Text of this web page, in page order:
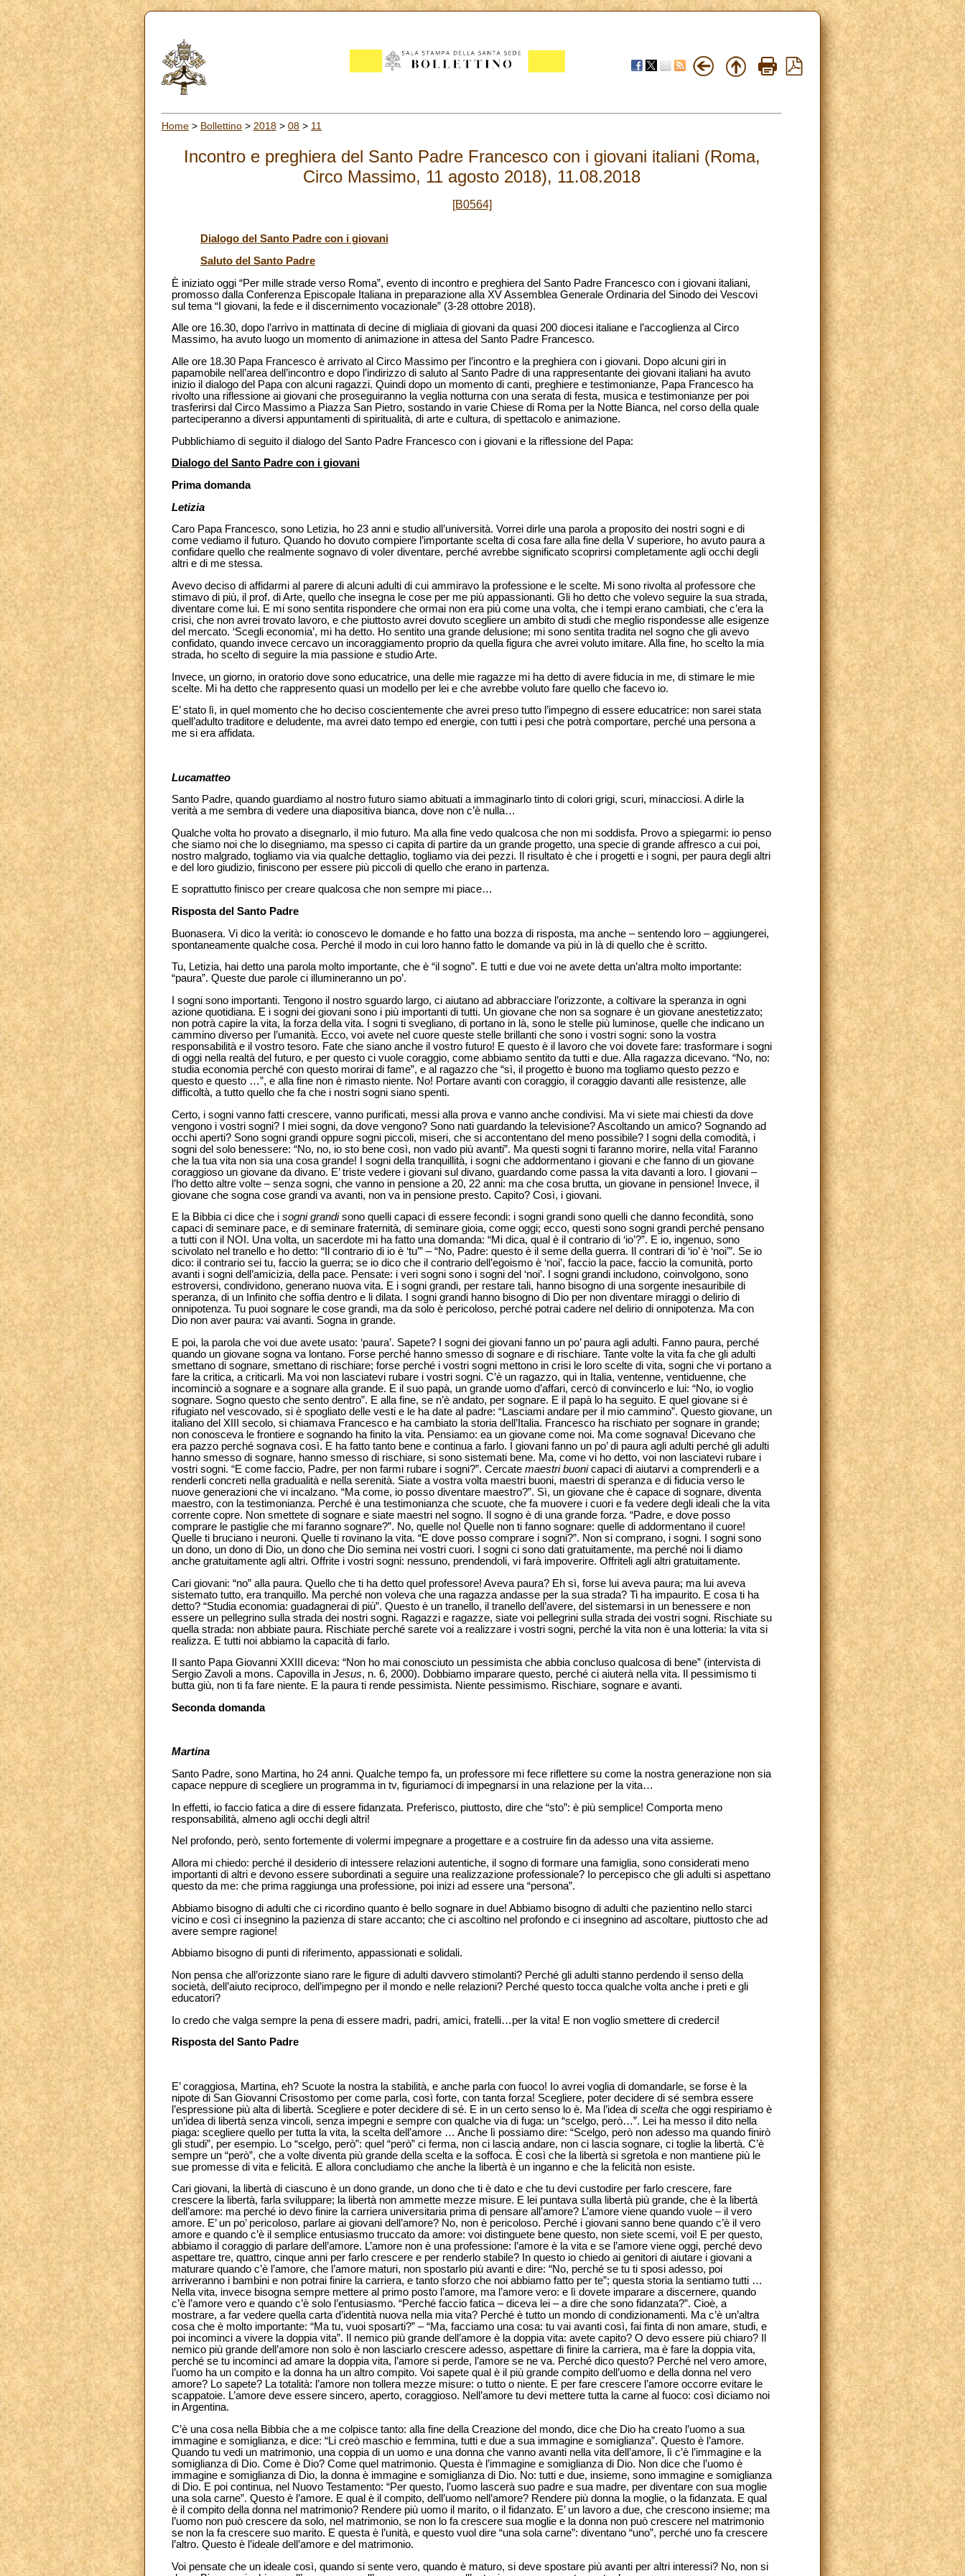
Home > Bollettino > 2018 > 08 > 11
Incontro e preghiera del Santo Padre Francesco con i giovani italiani (Roma,
Circo Massimo, 11 agosto 2018), 11.08.2018
[B0564]
Dialogo del Santo Padre con i giovani
Saluto del Santo Padre
È iniziato oggi “Per mille strade verso Roma”, evento di incontro e preghiera del Santo Padre Francesco con i giovani italiani,
promosso dalla Conferenza Episcopale Italiana in preparazione alla XV Assemblea Generale Ordinaria del Sinodo dei Vescovi
sul tema “I giovani, la fede e il discernimento vocazionale” (3-28 ottobre 2018).
Alle ore 16.30, dopo l’arrivo in mattinata di decine di migliaia di giovani da quasi 200 diocesi italiane e l’accoglienza al Circo
Massimo, ha avuto luogo un momento di animazione in attesa del Santo Padre Francesco.
Alle ore 18.30 Papa Francesco è arrivato al Circo Massimo per l’incontro e la preghiera con i giovani. Dopo alcuni giri in
papamobile nell’area dell’incontro e dopo l’indirizzo di saluto al Santo Padre di una rappresentante dei giovani italiani ha avuto
inizio il dialogo del Papa con alcuni ragazzi. Quindi dopo un momento di canti, preghiere e testimonianze, Papa Francesco ha
rivolto una riflessione ai giovani che proseguiranno la veglia notturna con una serata di festa, musica e testimonianze per poi
trasferirsi dal Circo Massimo a Piazza San Pietro, sostando in varie Chiese di Roma per la Notte Bianca, nel corso della quale
parteciperanno a diversi appuntamenti di spiritualità, di arte e cultura, di spettacolo e animazione.
Pubblichiamo di seguito il dialogo del Santo Padre Francesco con i giovani e la riflessione del Papa:
Dialogo del Santo Padre con i giovani
Prima domanda
Letizia
Caro Papa Francesco, sono Letizia, ho 23 anni e studio all’università. Vorrei dirle una parola a proposito dei nostri sogni e di
come vediamo il futuro. Quando ho dovuto compiere l’importante scelta di cosa fare alla fine della V superiore, ho avuto paura a
confidare quello che realmente sognavo di voler diventare, perché avrebbe significato scoprirsi completamente agli occhi degli
altri e di me stessa.
Avevo deciso di affidarmi al parere di alcuni adulti di cui ammiravo la professione e le scelte. Mi sono rivolta al professore che
stimavo di più, il prof. di Arte, quello che insegna le cose per me più appassionanti. Gli ho detto che volevo seguire la sua strada,
diventare come lui. E mi sono sentita rispondere che ormai non era più come una volta, che i tempi erano cambiati, che c’era la
crisi, che non avrei trovato lavoro, e che piuttosto avrei dovuto scegliere un ambito di studi che meglio rispondesse alle esigenze
del mercato. ‘Scegli economia’, mi ha detto. Ho sentito una grande delusione; mi sono sentita tradita nel sogno che gli avevo
confidato, quando invece cercavo un incoraggiamento proprio da quella figura che avrei voluto imitare. Alla fine, ho scelto la mia
strada, ho scelto di seguire la mia passione e studio Arte.
Invece, un giorno, in oratorio dove sono educatrice, una delle mie ragazze mi ha detto di avere fiducia in me, di stimare le mie
scelte. Mi ha detto che rappresento quasi un modello per lei e che avrebbe voluto fare quello che facevo io.
E’ stato lì, in quel momento che ho deciso coscientemente che avrei preso tutto l’impegno di essere educatrice: non sarei stata
quell’adulto traditore e deludente, ma avrei dato tempo ed energie, con tutti i pesi che potrà comportare, perché una persona a
me si era affidata.
Lucamatteo
Santo Padre, quando guardiamo al nostro futuro siamo abituati a immaginarlo tinto di colori grigi, scuri, minacciosi. A dirle la
verità a me sembra di vedere una diapositiva bianca, dove non c’è nulla…
Qualche volta ho provato a disegnarlo, il mio futuro. Ma alla fine vedo qualcosa che non mi soddisfa. Provo a spiegarmi: io penso
che siamo noi che lo disegniamo, ma spesso ci capita di partire da un grande progetto, una specie di grande affresco a cui poi,
nostro malgrado, togliamo via via qualche dettaglio, togliamo via dei pezzi. Il risultato è che i progetti e i sogni, per paura degli altri
e del loro giudizio, finiscono per essere più piccoli di quello che erano in partenza.
E soprattutto finisco per creare qualcosa che non sempre mi piace…
Risposta del Santo Padre
Buonasera. Vi dico la verità: io conoscevo le domande e ho fatto una bozza di risposta, ma anche – sentendo loro – aggiungerei,
spontaneamente qualche cosa. Perché il modo in cui loro hanno fatto le domande va più in là di quello che è scritto.
Tu, Letizia, hai detto una parola molto importante, che è “il sogno”. E tutti e due voi ne avete detta un’altra molto importante:
“paura”. Queste due parole ci illumineranno un po’.
I sogni sono importanti. Tengono il nostro sguardo largo, ci aiutano ad abbracciare l’orizzonte, a coltivare la speranza in ogni
azione quotidiana. E i sogni dei giovani sono i più importanti di tutti. Un giovane che non sa sognare è un giovane anestetizzato;
non potrà capire la vita, la forza della vita. I sogni ti svegliano, di portano in là, sono le stelle più luminose, quelle che indicano un
cammino diverso per l’umanità. Ecco, voi avete nel cuore queste stelle brillanti che sono i vostri sogni: sono la vostra
responsabilità e il vostro tesoro. Fate che siano anche il vostro futuro! E questo è il lavoro che voi dovete fare: trasformare i sogni
di oggi nella realtà del futuro, e per questo ci vuole coraggio, come abbiamo sentito da tutti e due. Alla ragazza dicevano. “No, no:
studia economia perché con questo morirai di fame”, e al ragazzo che “sì, il progetto è buono ma togliamo questo pezzo e
questo e questo …”, e alla fine non è rimasto niente. No! Portare avanti con coraggio, il coraggio davanti alle resistenze, alle
difficoltà, a tutto quello che fa che i nostri sogni siano spenti.
Certo, i sogni vanno fatti crescere, vanno purificati, messi alla prova e vanno anche condivisi. Ma vi siete mai chiesti da dove
vengono i vostri sogni? I miei sogni, da dove vengono? Sono nati guardando la televisione? Ascoltando un amico? Sognando ad
occhi aperti? Sono sogni grandi oppure sogni piccoli, miseri, che si accontentano del meno possibile? I sogni della comodità, i
sogni del solo benessere: “No, no, io sto bene così, non vado più avanti”. Ma questi sogni ti faranno morire, nella vita! Faranno
che la tua vita non sia una cosa grande! I sogni della tranquillità, i sogni che addormentano i giovani e che fanno di un giovane
coraggioso un giovane da divano. E’ triste vedere i giovani sul divano, guardando come passa la vita davanti a loro. I giovani –
l’ho detto altre volte – senza sogni, che vanno in pensione a 20, 22 anni: ma che cosa brutta, un giovane in pensione! Invece, il
giovane che sogna cose grandi va avanti, non va in pensione presto. Capito? Così, i giovani.
E la Bibbia ci dice che i sogni grandisono quelli capaci di essere fecondi: i sogni grandi sono quelli che danno fecondità, sono
capaci di seminare pace, e di seminare fraternità, di seminare gioia, come oggi; ecco, questi sono sogni grandi perché pensano
a tutti con il NOI. Una volta, un sacerdote mi ha fatto una domanda: “Mi dica, qual è il contrario di ‘io’?”. E io, ingenuo, sono
scivolato nel tranello e ho detto: “Il contrario di io è ‘tu’” – “No, Padre: questo è il seme della guerra. Il contrari di ‘io’ è ‘noi’”. Se io
dico: il contrario sei tu, faccio la guerra; se io dico che il contrario dell’egoismo è ‘noi’, faccio la pace, faccio la comunità, porto
avanti i sogni dell’amicizia, della pace. Pensate: i veri sogni sono i sogni del ‘noi’. I sogni grandi includono, coinvolgono, sono
estroversi, condividono, generano nuova vita. E i sogni grandi, per restare tali, hanno bisogno di una sorgente inesauribile di
speranza, di un Infinito che soffia dentro e li dilata. I sogni grandi hanno bisogno di Dio per non diventare miraggi o delirio di
onnipotenza. Tu puoi sognare le cose grandi, ma da solo è pericoloso, perché potrai cadere nel delirio di onnipotenza. Ma con
Dio non aver paura: vai avanti. Sogna in grande.
E poi, la parola che voi due avete usato: ‘paura’. Sapete? I sogni dei giovani fanno un po’ paura agli adulti. Fanno paura, perché
quando un giovane sogna va lontano. Forse perché hanno smesso di sognare e di rischiare. Tante volte la vita fa che gli adulti
smettano di sognare, smettano di rischiare; forse perché i vostri sogni mettono in crisi le loro scelte di vita, sogni che vi portano a
fare la critica, a criticarli. Ma voi non lasciatevi rubare i vostri sogni. C’è un ragazzo, qui in Italia, ventenne, ventiduenne, che
incominciò a sognare e a sognare alla grande. E il suo papà, un grande uomo d’affari, cercò di convincerlo e lui: “No, io voglio
sognare. Sogno questo che sento dentro”. E alla fine, se n’è andato, per sognare. E il papà lo ha seguito. E quel giovane si è
rifugiato nel vescovado, si è spogliato delle vesti e le ha date al padre: “Lasciami andare per il mio cammino”. Questo giovane, un
italiano del XIII secolo, si chiamava Francesco e ha cambiato la storia dell’Italia. Francesco ha rischiato per sognare in grande;
non conosceva le frontiere e sognando ha finito la vita. Pensiamo: ea un giovane come noi. Ma come sognava! Dicevano che
era pazzo perché sognava così. E ha fatto tanto bene e continua a farlo. I giovani fanno un po’ di paura agli adulti perché gli adulti
hanno smesso di sognare, hanno smesso di rischiare, si sono sistemati bene. Ma, come vi ho detto, voi non lasciatevi rubare i
vostri sogni. “E come faccio, Padre, per non farmi rubare i sogni?”. Cercate maestri buonicapaci di aiutarvi a comprenderli e a
renderli concreti nella gradualità e nella serenità. Siate a vostra volta maestri buoni, maestri di speranza e di fiducia verso le
nuove generazioni che vi incalzano. “Ma come, io posso diventare maestro?”. Sì, un giovane che è capace di sognare, diventa
maestro, con la testimonianza. Perché è una testimonianza che scuote, che fa muovere i cuori e fa vedere degli ideali che la vita
corrente copre. Non smettete di sognare e siate maestri nel sogno. Il sogno è di una grande forza. “Padre, e dove posso
comprare le pastiglie che mi faranno sognare?”. No, quelle no! Quelle non ti fanno sognare: quelle di addormentano il cuore!
Quelle ti bruciano i neuroni. Quelle ti rovinano la vita. “E dove posso comprare i sogni?”. Non si comprano, i sogni. I sogni sono
un dono, un dono di Dio, un dono che Dio semina nei vostri cuori. I sogni ci sono dati gratuitamente, ma perché noi li diamo
anche gratuitamente agli altri. Offrite i vostri sogni: nessuno, prendendoli, vi farà impoverire. Offriteli agli altri gratuitamente.
Cari giovani: “no” alla paura. Quello che ti ha detto quel professore! Aveva paura? Eh sì, forse lui aveva paura; ma lui aveva
sistemato tutto, era tranquillo. Ma perché non voleva che una ragazza andasse per la sua strada? Ti ha impaurito. E cosa ti ha
detto? “Studia economia: guadagnerai di più”. Questo è un tranello, il tranello dell’avere, del sistemarsi in un benessere e non
essere un pellegrino sulla strada dei nostri sogni. Ragazzi e ragazze, siate voi pellegrini sulla strada dei vostri sogni. Rischiate su
quella strada: non abbiate paura. Rischiate perché sarete voi a realizzare i vostri sogni, perché la vita non è una lotteria: la vita si
realizza. E tutti noi abbiamo la capacità di farlo.
Il santo Papa Giovanni XXIII diceva: “Non ho mai conosciuto un pessimista che abbia concluso qualcosa di bene” (intervista di
Sergio Zavoli a mons. Capovilla in Jesus, n. 6, 2000). Dobbiamo imparare questo, perché ci aiuterà nella vita. Il pessimismo ti
butta giù, non ti fa fare niente. E la paura ti rende pessimista. Niente pessimismo. Rischiare, sognare e avanti.
Seconda domanda
Martina
Santo Padre, sono Martina, ho 24 anni. Qualche tempo fa, un professore mi fece riflettere su come la nostra generazione non sia
capace neppure di scegliere un programma in tv, figuriamoci di impegnarsi in una relazione per la vita…
In effetti, io faccio fatica a dire di essere fidanzata. Preferisco, piuttosto, dire che “sto”: è più semplice! Comporta meno
responsabilità, almeno agli occhi degli altri!
Nel profondo, però, sento fortemente di volermi impegnare a progettare e a costruire fin da adesso una vita assieme.
Allora mi chiedo: perché il desiderio di intessere relazioni autentiche, il sogno di formare una famiglia, sono considerati meno
importanti di altri e devono essere subordinati a seguire una realizzazione professionale? Io percepisco che gli adulti si aspettano
questo da me: che prima raggiunga una professione, poi inizi ad essere una “persona”.
Abbiamo bisogno di adulti che ci ricordino quanto è bello sognare in due! Abbiamo bisogno di adulti che pazientino nello starci
vicino e così ci insegnino la pazienza di stare accanto; che ci ascoltino nel profondo e ci insegnino ad ascoltare, piuttosto che ad
avere sempre ragione!
Abbiamo bisogno di punti di riferimento, appassionati e solidali.
Non pensa che all’orizzonte siano rare le figure di adulti davvero stimolanti? Perché gli adulti stanno perdendo il senso della
società, dell’aiuto reciproco, dell’impegno per il mondo e nelle relazioni? Perché questo tocca qualche volta anche i preti e gli
educatori?
Io credo che valga sempre la pena di essere madri, padri, amici, fratelli…per la vita! E non voglio smettere di crederci!
Risposta del Santo Padre
E’ coraggiosa, Martina, eh? Scuote la nostra la stabilità, e anche parla con fuoco! Io avrei voglia di domandarle, se forse è la
nipote di San Giovanni Crisostomo per come parla, così forte, con tanta forza! Scegliere, poter decidere di sé sembra essere
l’espressione più alta di libertà. Scegliere e poter decidere di sé. E in un certo senso lo è. Ma l’idea di scelta che oggi respiriamo è
un’idea di libertà senza vincoli, senza impegni e sempre con qualche via di fuga: un “scelgo, però…”. Lei ha messo il dito nella
piaga: scegliere quello per tutta la vita, la scelta dell’amore … Anche lì possiamo dire: “Scelgo, però non adesso ma quando finirò
gli studi”, per esempio. Lo “scelgo, però”: quel “però” ci ferma, non ci lascia andare, non ci lascia sognare, ci toglie la libertà. C’è
sempre un “però”, che a volte diventa più grande della scelta e la soffoca. È così che la libertà si sgretola e non mantiene più le
sue promesse di vita e felicità. E allora concludiamo che anche la libertà è un inganno e che la felicità non esiste.
Cari giovani, la libertà di ciascuno è un dono grande, un dono che ti è dato e che tu devi custodire per farlo crescere, fare
crescere la libertà, farla sviluppare; la libertà non ammette mezze misure. E lei puntava sulla libertà più grande, che è la libertà
dell’amore: ma perché io devo finire la carriera universitaria prima di pensare all’amore? L’amore viene quando vuole – il vero
amore. E’ un po’ pericoloso, parlare ai giovani dell’amore? No, non è pericoloso. Perché i giovani sanno bene quando c’è il vero
amore e quando c’è il semplice entusiasmo truccato da amore: voi distinguete bene questo, non siete scemi, voi! E per questo,
abbiamo il coraggio di parlare dell’amore. L’amore non è una professione: l’amore è la vita e se l’amore viene oggi, perché devo
aspettare tre, quattro, cinque anni per farlo crescere e per renderlo stabile? In questo io chiedo ai genitori di aiutare i giovani a
maturare quando c’è l’amore, che l’amore maturi, non spostarlo più avanti e dire: “No, perché se tu ti sposi adesso, poi
arriveranno i bambini e non potrai finire la carriera, e tanto sforzo che noi abbiamo fatto per te”; questa storia la sentiamo tutti …
Nella vita, invece bisogna sempre mettere al primo posto l’amore, ma l’amore vero: e lì dovete imparare a discernere, quando
c’è l’amore vero e quando c’è solo l’entusiasmo. “Perché faccio fatica – diceva lei – a dire che sono fidanzata?”. Cioè, a
mostrare, a far vedere quella carta d’identità nuova nella mia vita? Perché è tutto un mondo di condizionamenti. Ma c’è un’altra
cosa che è molto importante: “Ma tu, vuoi sposarti?” – “Ma, facciamo una cosa: tu vai avanti così, fai finta di non amare, studi, e
poi incominci a vivere la doppia vita”. Il nemico più grande dell’amore è la doppia vita: avete capito? O devo essere più chiaro? Il
nemico più grande dell’amore non solo è non lasciarlo crescere adesso, aspettare di finire la carriera, ma è fare la doppia vita,
perché se tu incominci ad amare la doppia vita, l’amore si perde, l’amore se ne va. Perché dico questo? Perché nel vero amore,
l’uomo ha un compito e la donna ha un altro compito. Voi sapete qual è il più grande compito dell’uomo e della donna nel vero
amore? Lo sapete? La totalità: l’amore non tollera mezze misure: o tutto o niente. E per fare crescere l’amore occorre evitare le
scappatoie. L’amore deve essere sincero, aperto, coraggioso. Nell’amore tu devi mettere tutta la carne al fuoco: così diciamo noi
in Argentina.
C’è una cosa nella Bibbia che a me colpisce tanto: alla fine della Creazione del mondo, dice che Dio ha creato l’uomo a sua
immagine e somiglianza, e dice: “Li creò maschio e femmina, tutti e due a sua immagine e somiglianza”. Questo è l’amore.
Quando tu vedi un matrimonio, una coppia di un uomo e una donna che vanno avanti nella vita dell’amore, lì c’è l’immagine e la
somiglianza di Dio. Come è Dio? Come quel matrimonio. Questa è l’immagine e somiglianza di Dio. Non dice che l’uomo è
immagine e somiglianza di Dio, la donna è immagine e somiglianza di Dio. No: tutti e due, insieme, sono immagine e somiglianza
di Dio. E poi continua, nel Nuovo Testamento: “Per questo, l’uomo lascerà suo padre e sua madre, per diventare con sua moglie
una sola carne”. Questo è l’amore. E qual è il compito, dell’uomo nell’amore? Rendere più donna la moglie, o la fidanzata. E qual
è il compito della donna nel matrimonio? Rendere più uomo il marito, o il fidanzato. E’ un lavoro a due, che crescono insieme; ma
l’uomo non può crescere da solo, nel matrimonio, se non lo fa crescere sua moglie e la donna non può crescere nel matrimonio
se non la fa crescere suo marito. E questa è l’unità, e questo vuol dire “una sola carne”: diventano “uno”, perché uno fa crescere
l’altro. Questo è l’ideale dell’amore e del matrimonio.
Voi pensate che un ideale così, quando si sente vero, quando è maturo, si deve spostare più avanti per altri interessi? No, non si